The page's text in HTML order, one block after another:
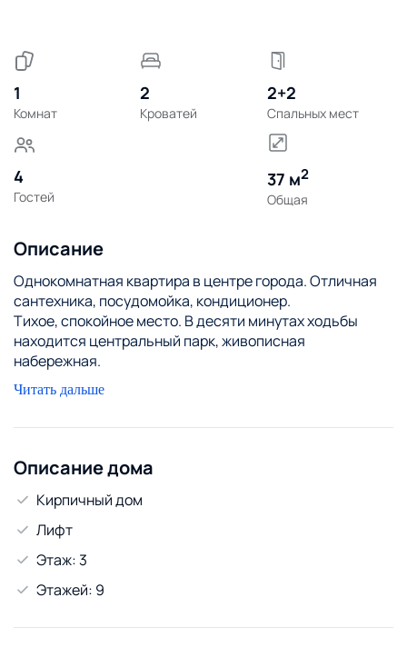
1
Комнат
2
Кроватей
2+2
Спальных мест
4
Гостей
37 м2
Общая
Описание
Однокомнатная квартира в центре города. Отличная
сантехника, посудомойка, кондиционер.
Тихое, спокойное место. В десяти минутах ходьбы
находится центральный парк, живописная
набережная.
Всегда рады гостям.
Читать дальше
Описание дома
Кирпичный дом
Лифт
Этаж: 3
Этажей: 9